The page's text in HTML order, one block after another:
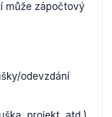
může zápočtový
odevzdání